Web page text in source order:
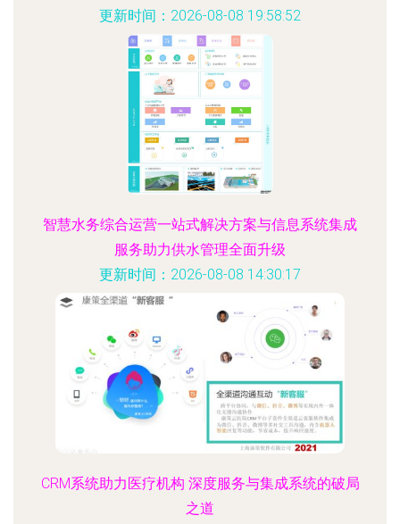
更新时间：2026-08-08 19:58:52
智慧水务综合运营一站式解决方案与信息系统集成
服务助力供水管理全面升级
更新时间：2026-08-08 14:30:17
CRM系统助力医疗机构 深度服务与集成系统的破局
之道